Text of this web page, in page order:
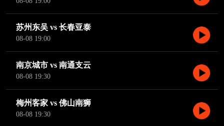
苏州东吴 vs 长春亚泰
08-08 19:00
南京城市 vs 南通支云
08-08 19:30
梅州客家 vs 佛山南狮
08-08 19:30